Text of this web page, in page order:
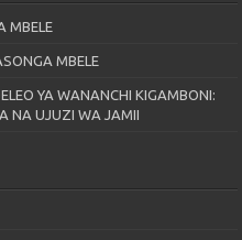
MBELE
MBELE
YA WANANCHI KIGAMBONI:
NA UJUZI WA JAMII